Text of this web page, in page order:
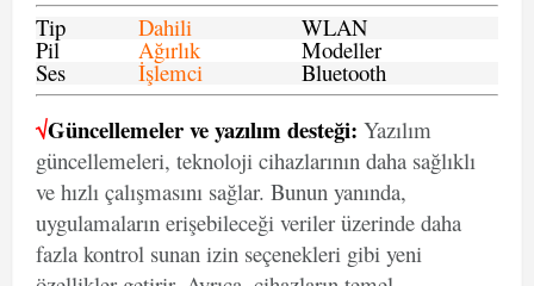
Tip
Dahili WLAN
Pil Ağırlık Modeller
Ses İşlemci Bluetooth
√Güncellemeler ve yazılım desteği: Yazılım
güncellemeleri, teknoloji cihazlarının daha sağlıklı
ve hızlı çalışmasını sağlar. Bunun yanında,
uygulamaların erişebileceği veriler üzerinde daha
fazla kontrol sunan izin seçenekleri gibi yeni